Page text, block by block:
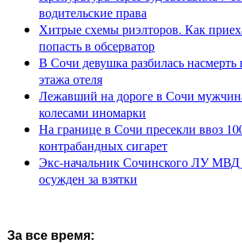
водительские права
Хитрые схемы риэлторов. Как
попасть в обсерватор
В Сочи девушка разбилась насмерть
этажа отеля
Лежавший на дороге в Сочи
колесами иномарки
На границе в Сочи пресекли ввоз
контрабандных сигарет
Экс-начальник Сочинского ЛУ МВД
осужден за взятки
За все время: